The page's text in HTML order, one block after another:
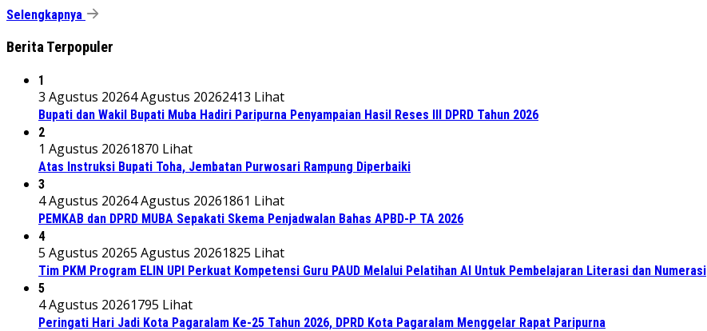
Selengkapnya
Berita Terpopuler
1
3 Agustus 20264 Agustus 20262413 Lihat
Bupati dan Wakil Bupati Muba Hadiri Paripurna Penyampaian Hasil Reses III DPRD Tahun 2026
2
1 Agustus 20261870 Lihat
Atas Instruksi Bupati Toha, Jembatan Purwosari Rampung Diperbaiki
3
4 Agustus 20264 Agustus 20261861 Lihat
PEMKAB dan DPRD MUBA Sepakati Skema Penjadwalan Bahas APBD-P TA 2026
4
5 Agustus 20265 Agustus 20261825 Lihat
Tim PKM Program ELIN UPI Perkuat Kompetensi Guru PAUD Melalui Pelatihan AI Untuk Pembelajaran Literasi dan Numerasi
5
4 Agustus 20261795 Lihat
Peringati Hari Jadi Kota Pagaralam Ke-25 Tahun 2026, DPRD Kota Pagaralam Menggelar Rapat Paripurna